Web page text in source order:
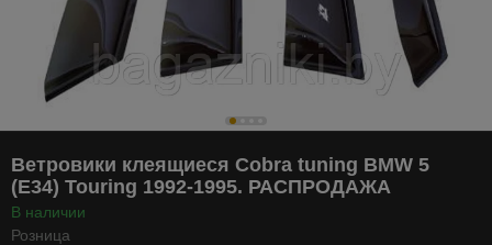
Ветровики клеящиеся Cobra tuning BMW 5
(E34) Touring 1992-1995. РАСПРОДАЖА
В наличии
Розница